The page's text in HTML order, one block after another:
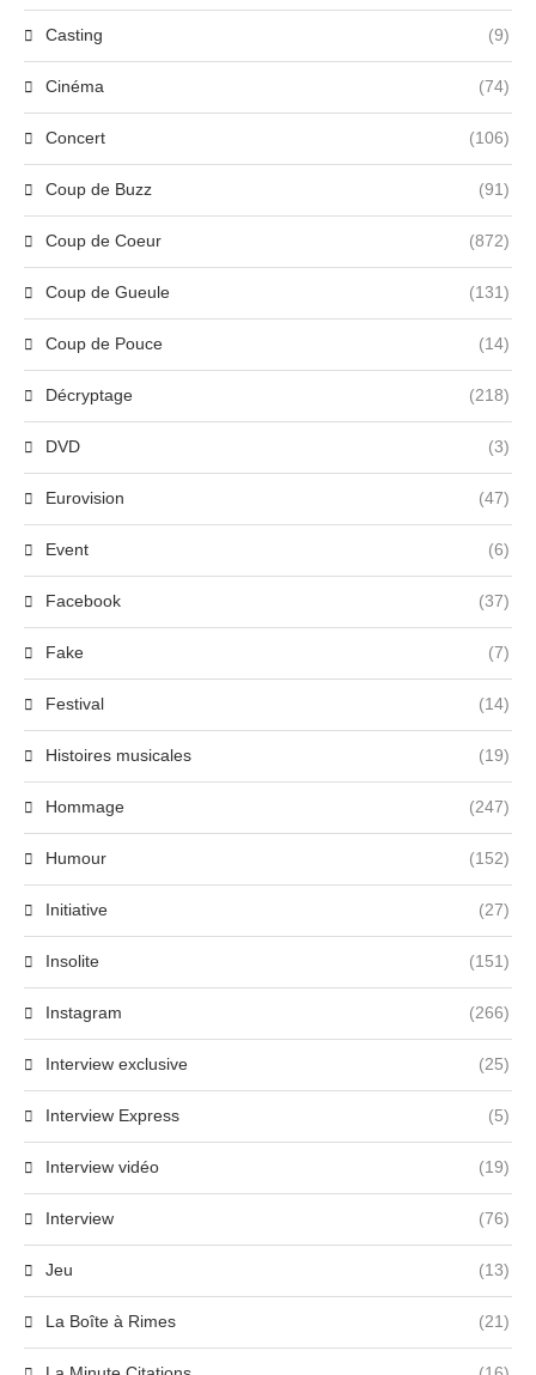
Casting (9)
Cinéma (74)
Concert (106)
Coup de Buzz (91)
Coup de Coeur (872)
Coup de Gueule (131)
Coup de Pouce (14)
Décryptage (218)
DVD (3)
Eurovision (47)
Event (6)
Facebook (37)
Fake (7)
Festival (14)
Histoires musicales (19)
Hommage (247)
Humour (152)
Initiative (27)
Insolite (151)
Instagram (266)
Interview exclusive (25)
Interview Express (5)
Interview vidéo (19)
Interview (76)
Jeu (13)
La Boîte à Rimes (21)